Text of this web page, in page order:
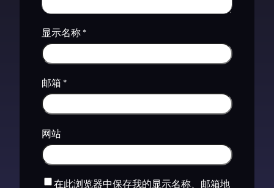
显示名称 *
邮箱 *
网站
在此浏览器中保存我的显示名称、邮箱地